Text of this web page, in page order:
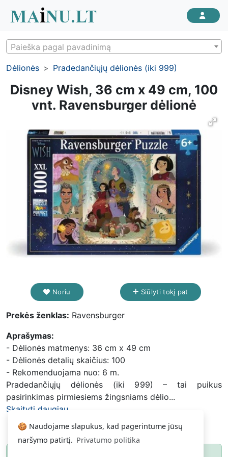
🍪 Naudojame slapukus, kad pagerintume jūsų
naršymo patirtį. Privatumo politika
Paieška pagal pavadinimą
Dėlionės Pradedančiųjų dėlionės (iki 999)
Disney Wish, 36 cm x 49 cm, 100
vnt. Ravensburger dėlionė
Noriu Siūlyti tokį pat
Prekės ženklas: Ravensburger
Aprašymas:
- Dėlionės matmenys: 36 cm x 49 cm
- Dėlionės detalių skaičius: 100
- Rekomenduojama nuo: 6 m.
Pradedančiųjų dėlionės (iki 999) – tai puikus
pasirinkimas pirmiesiems žingsniams dėlio...
Skaityti daugiau...